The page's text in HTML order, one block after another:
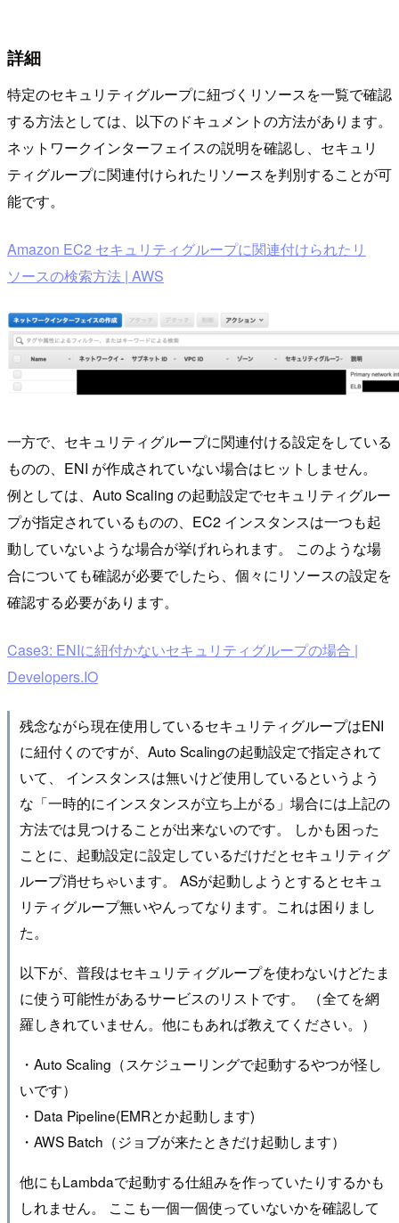
詳細
特定のセキュリティグループに紐づくリソースを一覧で確認
する方法としては、以下のドキュメントの方法があります。
ネットワークインターフェイスの説明を確認し、セキュリ
ティグループに関連付けられたリソースを判別することが可
能です。
Amazon EC2 セキュリティグループに関連付けられたリ
ソースの検索方法 | AWS
一方で、セキュリティグループに関連付ける設定をしている
ものの、ENI が作成されていない場合はヒットしません。
例としては、Auto Scaling の起動設定でセキュリティグルー
プが指定されているものの、EC2 インスタンスは一つも起
動していないような場合が挙げれられます。 このような場
合についても確認が必要でしたら、個々にリソースの設定を
確認する必要があります。
Case3: ENIに紐付かないセキュリティグループの場合 |
Developers.IO
残念ながら現在使用しているセキュリティグループはENI
に紐付くのですが、Auto Scalingの起動設定で指定されて
いて、 インスタンスは無いけど使用しているというよう
な「一時的にインスタンスが立ち上がる」場合には上記の
方法では見つけることが出来ないのです。 しかも困った
ことに、起動設定に設定しているだけだとセキュリティグ
ループ消せちゃいます。 ASが起動しようとするとセキュ
リティグループ無いやんってなります。これは困りまし
た。
以下が、普段はセキュリティグループを使わないけどたま
に使う可能性があるサービスのリストです。 （全てを網
羅しきれていません。他にもあれば教えてください。）
・Auto Scaling（スケジューリングで起動するやつが怪し
いです）
・Data Pipeline(EMRとか起動します)
・AWS Batch（ジョブが来たときだけ起動します）
他にもLambdaで起動する仕組みを作っていたりするかも
しれません。 ここも一個一個使っていないかを確認して